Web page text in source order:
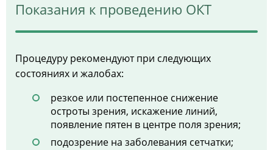
Показания к проведению ОКТ
Процедуру рекомендуют при следующих
состояниях и жалобах:
резкое или постепенное снижение
остроты зрения, искажение линий,
появление пятен в центре поля зрения;
подозрение на заболевания сетчатки;